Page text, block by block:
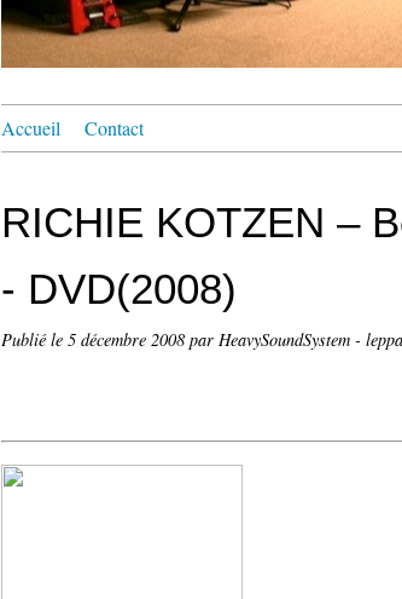
Accueil Contact
RICHIE KOTZEN –
- DVD(2008)
Publié le 5 décembre 2008 par HeavySoundSystem -